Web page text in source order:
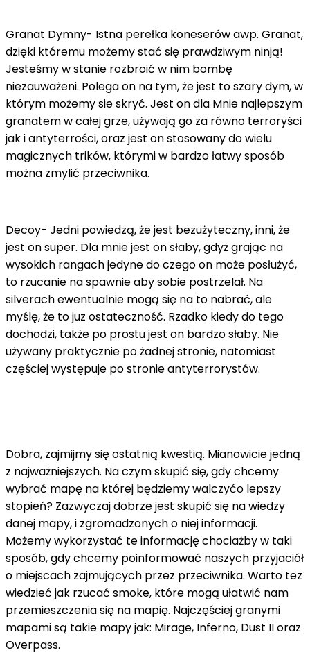
Granat Dymny- Istna perełka koneserów awp. Granat,
dzięki któremu możemy stać się prawdziwym ninją!
Jesteśmy w stanie rozbroić w nim bombę
niezauważeni. Polega on na tym, że jest to szary dym, w
którym możemy sie skryć. Jest on dla Mnie najlepszym
granatem w całej grze, używają go za równo terroryści
jak i antyterrości, oraz jest on stosowany do wielu
magicznych trików, którymi w bardzo łatwy sposób
można zmylić przeciwnika.
Decoy- Jedni powiedzą, że jest bezużyteczny, inni, że
jest on super. Dla mnie jest on słaby, gdyż grając na
wysokich rangach jedyne do czego on może posłużyć,
to rzucanie na spawnie aby sobie postrzelał. Na
silverach ewentualnie mogą się na to nabrać, ale
myślę, że to juz ostateczność. Rzadko kiedy do tego
dochodzi, także po prostu jest on bardzo słaby. Nie
używany praktycznie po żadnej stronie, natomiast
częściej występuje po stronie antyterrorystów.
Dobra, zajmijmy się ostatnią kwestią. Mianowicie jedną
z najważniejszych. Na czym skupić się, gdy chcemy
wybrać mapę na której będziemy walczyćo lepszy
stopień? Zazwyczaj dobrze jest skupić się na wiedzy
danej mapy, i zgromadzonych o niej informacji.
Możemy wykorzystać te informację chociażby w taki
sposób, gdy chcemy poinformować naszych przyjaciół
o miejscach zajmujących przez przeciwnika. Warto tez
wiedzieć jak rzucać smoke, które mogą ułatwić nam
przemieszczenia się na mapię. Najczęściej granymi
mapami są takie mapy jak: Mirage, Inferno, Dust II oraz
Overpass.